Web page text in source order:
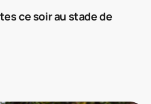
ce soir au stade de